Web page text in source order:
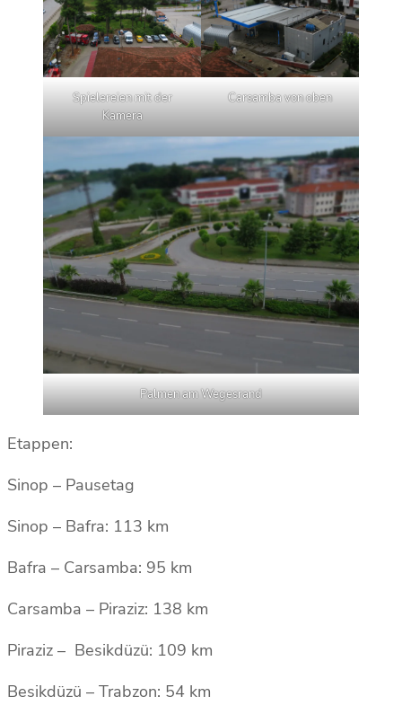
Spielereien mit der
Kamera
Carsamba von oben
Palmen am Wegesrand
Etappen:
Sinop – Pausetag
Sinop – Bafra: 113 km
Bafra – Carsamba: 95 km
Carsamba – Piraziz: 138 km
Piraziz – Besikdüzü: 109 km
Besikdüzü – Trabzon: 54 km